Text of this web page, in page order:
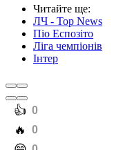
Читайте ще:
ЛЧ - Top News
Піо Еспозіто
Ліга чемпіонів
Інтер
️👍 0
️🔥 0